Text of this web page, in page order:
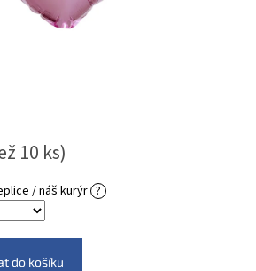
10 ks)
/ náš kurýr ?
do košíku